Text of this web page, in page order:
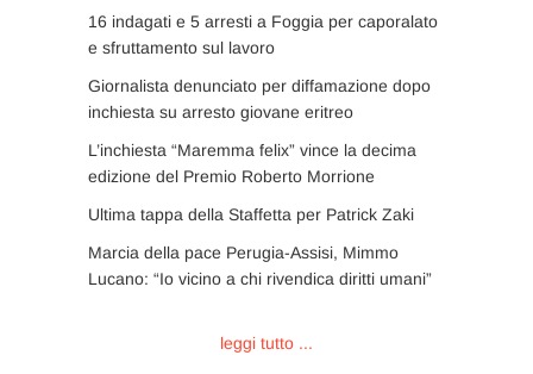
16 indagati e 5 arresti a Foggia per caporalato
e sfruttamento sul lavoro
Giornalista denunciato per diffamazione dopo
inchiesta su arresto giovane eritreo
L’inchiesta “Maremma felix” vince la decima
edizione del Premio Roberto Morrione
Ultima tappa della Staffetta per Patrick Zaki
Marcia della pace Perugia-Assisi, Mimmo
Lucano: “Io vicino a chi rivendica diritti umani”
leggi tutto ...